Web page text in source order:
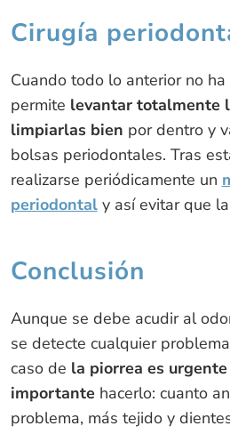
Cirugía
Cuando todo lo anterior no
permite levantar totalmente
limpiarlas bien por dentro y
bolsas periodontales. Tras
realizarse periódicamente un
periodontaly así evitar que
Conclusión
Aunque se debe acudir al
se detecte cualquier
caso de la piorrea es
importantehacerlo: cuanto
problema, más tejido y